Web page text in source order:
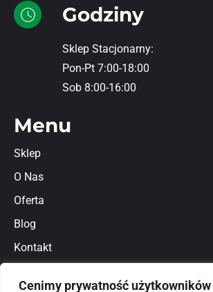
Cenimy prywatność użytkowników
Godziny
Sklep Stacjonarny:
Pon-Pt 7:00-18:00
Sob 8:00-16:00
Menu
Sklep
O Nas
Oferta
Blog
Kontakt